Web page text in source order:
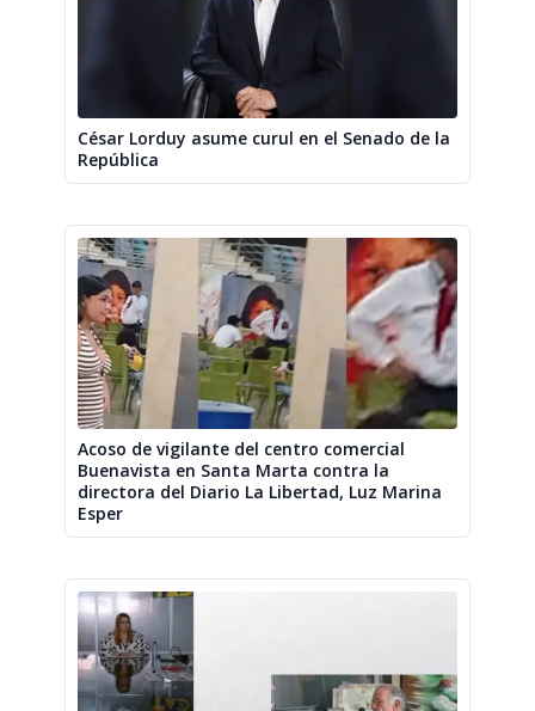
César Lorduy asume curul en el Senado de la
República
Acoso de vigilante del centro comercial
Buenavista en Santa Marta contra la
directora del Diario La Libertad, Luz Marina
Esper